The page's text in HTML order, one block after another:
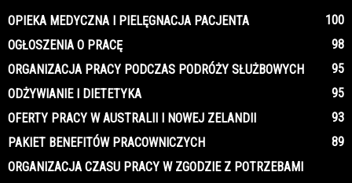
OPIEKA MEDYCZNA I PIELĘGNACJA PACJENTA
100
OGŁOSZENIA O PRACĘ
98
ORGANIZACJA PRACY PODCZAS PODRÓŻY SŁUŻBOWYCH
95
ODŻYWIANIE I DIETETYKA
95
OFERTY PRACY W AUSTRALII I NOWEJ ZELANDII
93
PAKIET BENEFITÓW PRACOWNICZYCH
89
ORGANIZACJA CZASU PRACY W ZGODZIE Z POTRZEBAMI